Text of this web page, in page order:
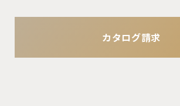
カタログ請求